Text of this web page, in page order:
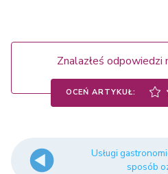
Znalazłeś odpowiedzi
OCEŃ ARTYKUŁ:
Usługi
sposób